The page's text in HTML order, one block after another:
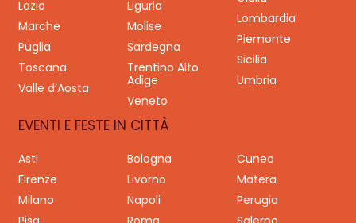
Lazio
Liguria
Lombardia
Marche
Molise
Piemonte
Puglia
Sardegna
Sicilia
Toscana
Trentino Alto
Adige
Umbria
Valle d’Aosta
Veneto
EVENTI E FESTE IN CITTÀ
Asti Bologna
Cuneo
Firenze
Livorno
Matera
Milano
Napoli
Perugia